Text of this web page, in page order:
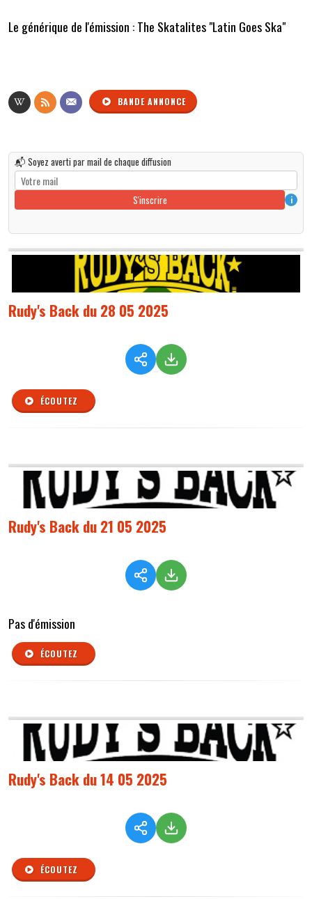
Le générique de l'émission : The Skatalites "Latin Goes Ska"
BANDE ANNONCE
📬 Soyez averti par mail de chaque diffusion
S'inscrire i
Rudy's Back du 28 05 2025
ÉCOUTEZ
Rudy's Back du 21 05 2025
Pas d'émission
ÉCOUTEZ
Rudy's Back du 14 05 2025
ÉCOUTEZ